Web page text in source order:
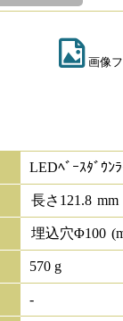
画像
LEDﾍﾞｰｽﾀﾞｳﾝ
長さ 121.8 mm
埋込穴Φ100
570 g
-